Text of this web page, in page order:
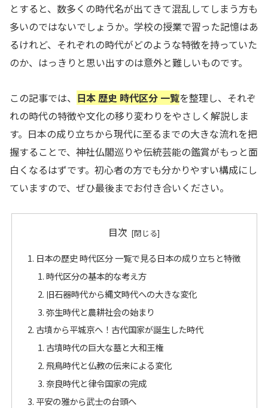
とすると、数多くの時代名が出てきて混乱してしまう方も
多いのではないでしょうか。学校の授業で習った記憶はあ
るけれど、それぞれの時代がどのような特徴を持っていた
のか、はっきりと思い出すのは意外と難しいものです。
この記事では、 日本 歴史 時代区分 一覧を整理し、それぞ
れの時代の特徴や文化の移り変わりをやさしく解説しま
す。日本の成り立ちから現代に至るまでの大きな流れを把
握することで、神社仏閣巡りや伝統芸能の鑑賞がもっと面
白くなるはずです。初心者の方でも分かりやすい構成にし
ていますので、ぜひ最後までお付き合いください。
目次
日本の歴史 時代区分 一覧で見る日本の成り立ちと特徴
時代区分の基本的な考え方
旧石器時代から縄文時代への大きな変化
弥生時代と農耕社会の始まり
古墳から平城京へ！古代国家が誕生した時代
古墳時代の巨大な墓と大和王権
飛鳥時代と仏教の伝来による変化
奈良時代と律令国家の完成
平安の雅から武士の台頭へ